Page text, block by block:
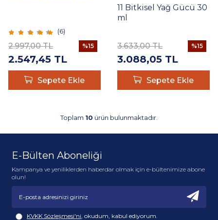
2.997,00TL
2.547,45 TL
%15
Sepete Ekle
(6)
11 Bitkisel Yağ Gücü 30
ml
3.633,00TL
3.088,05 TL
%15
Sepete Ekle
Toplam 10 ürün bulunmaktadır.
E-Bülten Aboneliği
Kampanya ve yeniliklerden haberdar olmak için e-bültenimize abone
olun!
KVKK Sözleşmesi'ni, okudum, kabul ediyorum.